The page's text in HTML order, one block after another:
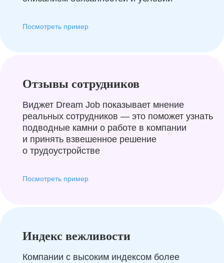
Посмотреть пример
Отзывы сотрудников
Виджет Dream Job показывает мнение
реальных сотрудников — это поможет узнать
подводные камни о работе в компании
и принять взвешенное решение
о трудоустройстве
Посмотреть пример
Индекс вежливости
Компании с высоким индексом более